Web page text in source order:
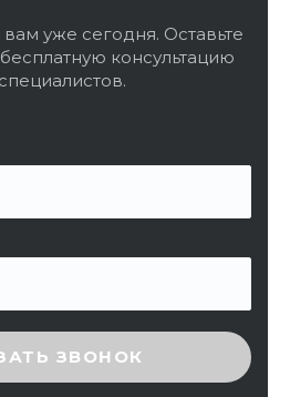
уже сегодня. Оставьте
консультацию
КОД
ЗВОНОК